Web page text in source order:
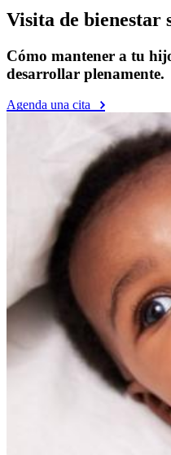
Visita de bienestar
Cómo mantener a tu
desarrollar plenamente.
Agenda una cita